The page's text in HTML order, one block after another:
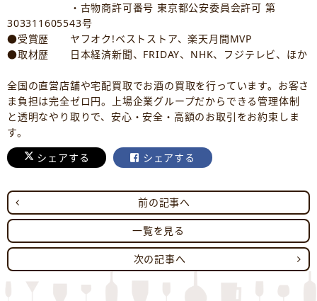
・古物商許可番号 東京都公安委員会許可 第
303311605543号
●受賞歴 ヤフオク!ベストストア、楽天月間MVP
●取材歴 日本経済新聞、FRIDAY、NHK、フジテレビ、ほか
全国の直営店舗や宅配買取でお酒の買取を行っています。お客さ
ま負担は完全ゼロ円。上場企業グループだからできる管理体制
と透明なやり取りで、安心・安全・高額のお取引をお約束しま
す。
シェアする
シェアする
前の記事へ
一覧を見る
次の記事へ